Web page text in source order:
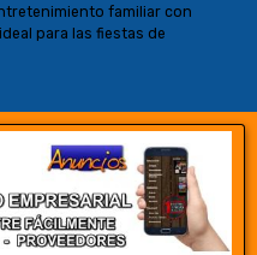
familiar con
para las fiestas de